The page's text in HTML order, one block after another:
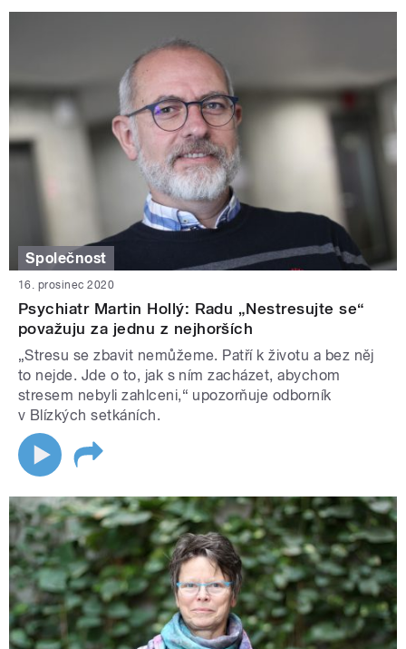
Společnost
16. prosinec 2020
Psychiatr Martin Hollý: Radu „Nestresujte se“
považuju za jednu z nejhorších
„Stresu se zbavit nemůžeme. Patří k životu a bez něj
to nejde. Jde o to, jak s ním zacházet, abychom
stresem nebyli zahlceni,“ upozorňuje odborník
v Blízkých setkáních.